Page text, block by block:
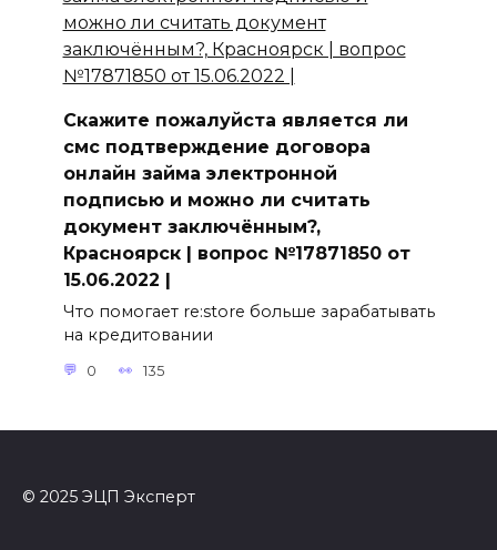
Скажите пожалуйста является ли
смс подтверждение договора
онлайн займа электронной
подписью и можно ли считать
документ заключённым?,
Красноярск | вопрос №17871850 от
15.06.2022 |
Что помогает re:store больше зарабатывать
на кредитовании
0 135
© 2025 ЭЦП Эксперт